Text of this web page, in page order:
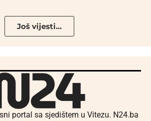
Još vijesti...
portal sa sjedištem u Vitezu. N24.ba